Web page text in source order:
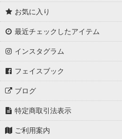
お気に入り
最近チェックしたアイテム
インスタグラム
フェイスブック
ブログ
特定商取引法表示
ご利用案内